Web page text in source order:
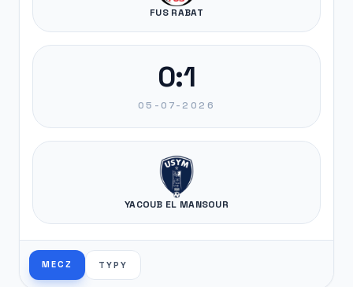
FUS RABAT
0:1
05-07-2026
YACOUB EL MANSOUR
MECZ TYPY